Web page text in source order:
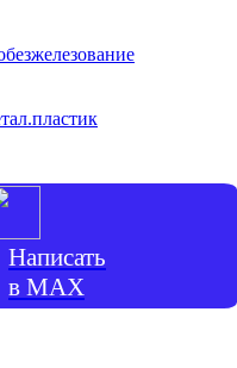
Написать
в МАХ